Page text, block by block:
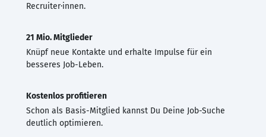
Recruiter·innen.
21 Mio. Mitglieder
Knüpf neue Kontakte und erhalte Impulse für ein
besseres Job-Leben.
Kostenlos profitieren
Schon als Basis-Mitglied kannst Du Deine Job-Suche
deutlich optimieren.